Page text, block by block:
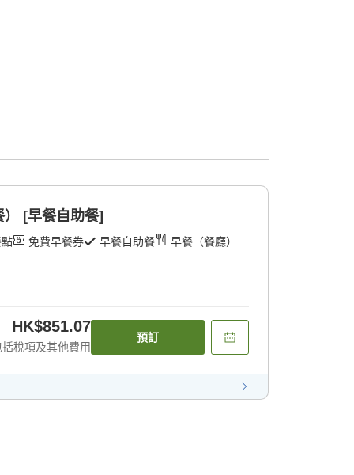
） [早餐自助餐]
免費早餐券 早餐自助餐 早餐（餐廳）
HK$851.07
括稅項及其他費用
預訂